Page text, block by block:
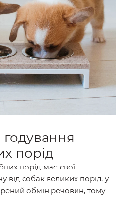
годування
порід
порід має свої
від собак великих порід, у
обмін речовин, тому